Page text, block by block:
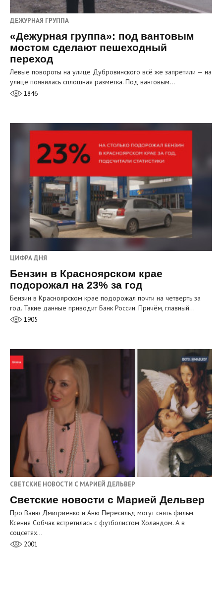
ДЕЖУРНАЯ ГРУППА
«Дежурная группа»: под вантовым
мостом сделают пешеходный
переход
Левые повороты на улице Дубровинского всё же запретили — на
улице появилась сплошная разметка. Под вантовым…
1846
ЦИФРА ДНЯ
Бензин в Красноярском крае
подорожал на 23% за год
Бензин в Красноярском крае подорожал почти на четверть за
год. Такие данные приводит Банк России. Причём, главный…
1905
СВЕТСКИЕ НОВОСТИ С МАРИЕЙ ДЕЛЬВЕР
Светские новости с Марией Дельвер
Про Ваню Дмитриенко и Аню Пересильд могут снять фильм.
Ксения Собчак встретилась с футболистом Холандом. А в
соцсетях…
2001